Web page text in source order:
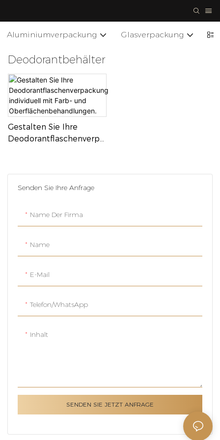
Aluminiumverpackung Glasverpackung
Deodorantbehälter
Senden Sie Ihre Anfrage
Name Der Firma
Name
E-Mail
Telefon/WhatsApp
Inhalt
SENDEN SIE JETZT ANFRAGE
Gestalten Sie Ihre
Deodorantflaschenverpa
Oberflächenbehandlung
En.